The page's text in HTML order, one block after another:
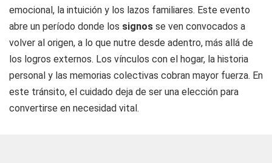
emocional, la intuición y los lazos familiares. Este evento
abre un período donde los signos se ven convocados a
volver al origen, a lo que nutre desde adentro, más allá de
los logros externos. Los vínculos con el hogar, la historia
personal y las memorias colectivas cobran mayor fuerza. En
este tránsito, el cuidado deja de ser una elección para
convertirse en necesidad vital.